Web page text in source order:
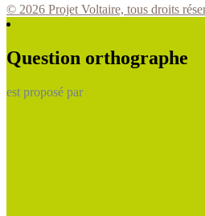
© 2026 Projet Voltaire, tous droits
Question orthographe
est proposé par